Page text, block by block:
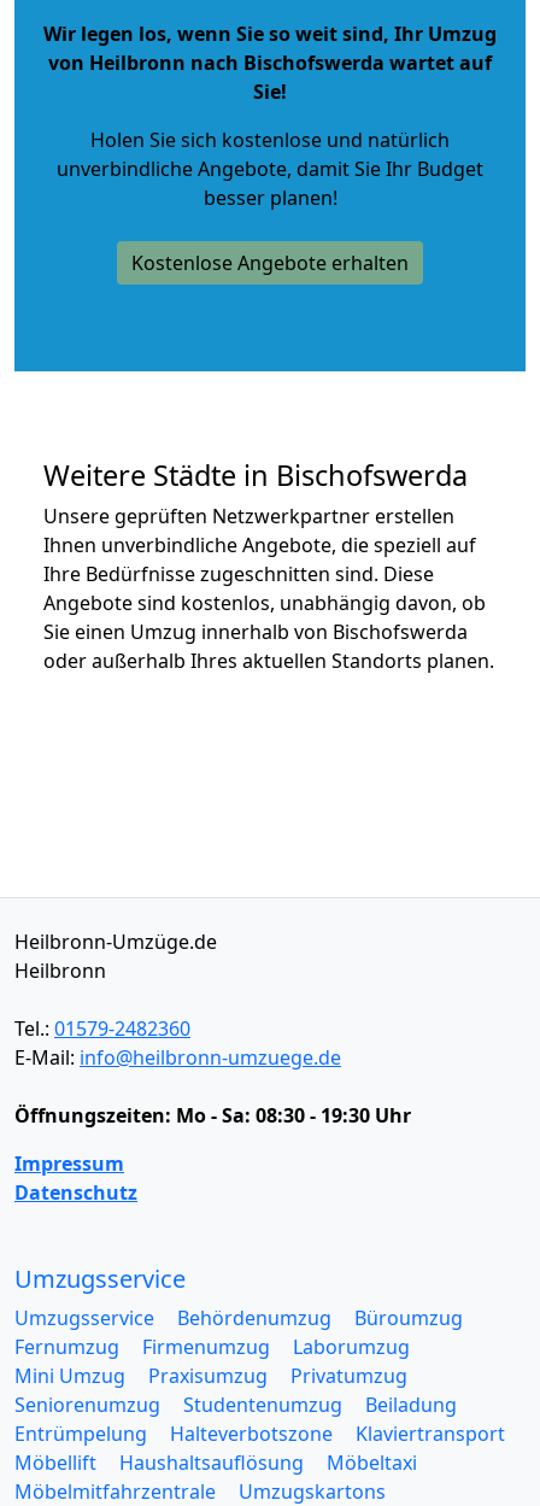
Wir legen los, wenn Sie so weit sind, Ihr Umzug
von Heilbronn nach Bischofswerda wartet auf
Sie!
Holen Sie sich kostenlose und natürlich
unverbindliche Angebote, damit Sie Ihr Budget
besser planen!
Kostenlose Angebote erhalten
Weitere Städte in Bischofswerda
Unsere geprüften Netzwerkpartner erstellen
Ihnen unverbindliche Angebote, die speziell auf
Ihre Bedürfnisse zugeschnitten sind. Diese
Angebote sind kostenlos, unabhängig davon, ob
Sie einen Umzug innerhalb von Bischofswerda
oder außerhalb Ihres aktuellen Standorts planen.
Heilbronn-Umzüge.de
Heilbronn
Tel.: 01579-2482360
E-Mail: info@heilbronn-umzuege.de
Öffnungszeiten: Mo - Sa: 08:30 - 19:30 Uhr
Impressum
Datenschutz
Umzugsservice
Umzugsservice Behördenumzug
Büroumzug
Fernumzug
Firmenumzug
Laborumzug
Mini Umzug
Praxisumzug
Privatumzug
Seniorenumzug
Studentenumzug
Beiladung
Entrümpelung
Halteverbotszone
Klaviertransport
Möbellift
Haushaltsauflösung
Möbeltaxi
Möbelmitfahrzentrale
Umzugskartons